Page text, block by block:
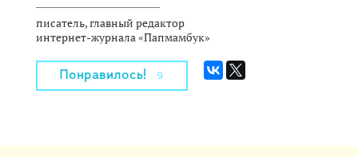
писатель, главный редактор
интернет-журнала «Папмамбук»
Понравилось! 9